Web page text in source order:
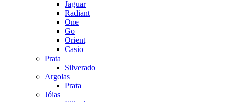
Jaguar
Radiant
One
Go
Orient
Casio
Prata
Silverado
Argolas
Prata
Jóias